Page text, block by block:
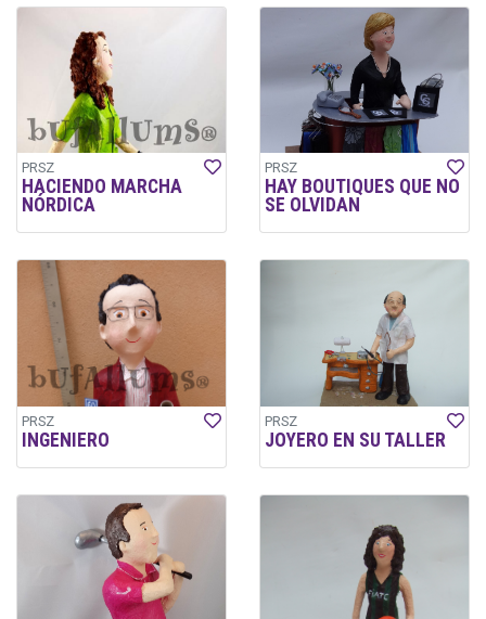
PRSZ
HACIENDO MARCHA
NÓRDICA
PRSZ
HAY BOUTIQUES QUE NO
SE OLVIDAN
PRSZ
INGENIERO
PRSZ
JOYERO EN SU TALLER